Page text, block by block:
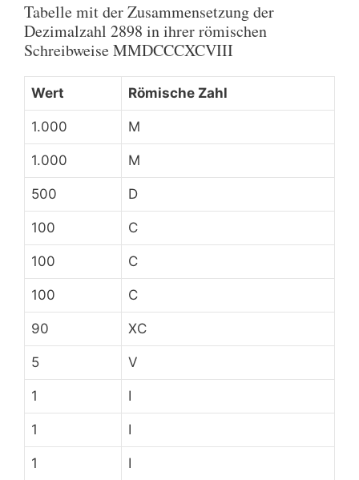
Tabelle mit der Zusammensetzung der
Dezimalzahl 2898 in ihrer römischen
SchreibweiseMMDCCCXCVIII
Wert Römische Zahl
1.000 M
1.000 M
500 D
100 C
100 C
100 C
90 XC
5 V
1 I
1 I
1 I